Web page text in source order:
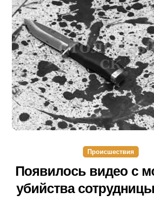
Происшествия
Появилось видео с
убийства